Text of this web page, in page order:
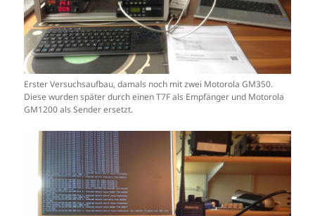
Erster Versuchsaufbau, damals noch mit zwei Motorola GM350.
Diese wurden später durch einen T7F als Empfänger und Motorola
GM1200 als Sender ersetzt.